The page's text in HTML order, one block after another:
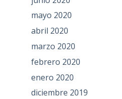
mayo 2020
abril 2020
marzo 2020
febrero 2020
enero 2020
diciembre 2019